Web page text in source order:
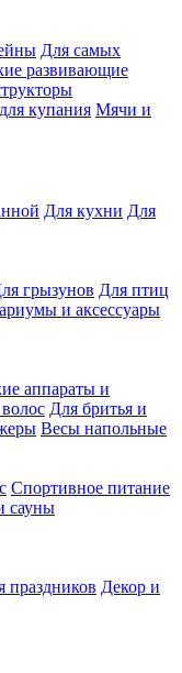
Для самых
развивающие
купания Мячи и
Для кухни Для
грызунов Для птиц
и аксессуары
аппараты и
Для бритья и
Весы напольные
Спортивное питание
сауны
праздников Декор и